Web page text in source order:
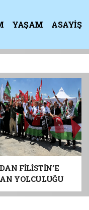
YAŞAM
ASAYİŞ
FİLİSTİN’E
YOLCULUĞU